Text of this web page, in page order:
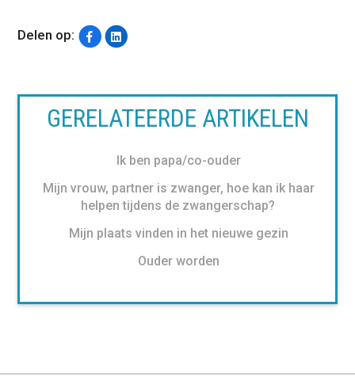
Delen op:
GERELATEERDE ARTIKELEN
Ik ben papa/co-ouder
Mijn vrouw, partner is zwanger, hoe kan ik haar
helpen tijdens de zwangerschap?
Mijn plaats vinden in het nieuwe gezin
Ouder worden